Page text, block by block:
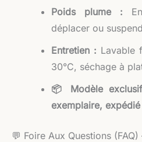
Poids plume :
déplacer ou
Entretien : Lavable
30°C, séchage à
📦 Modèle
exemplaire,
💬 Foire Aux Questions